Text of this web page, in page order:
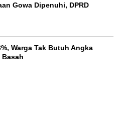
Gowa Dipenuhi, DPRD
Warga Tak Butuh Angka